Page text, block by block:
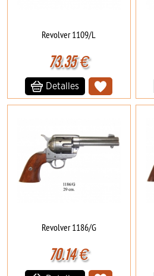
Revolver 1109/L
73.35€
Detalles
Revolver 1186/G
70.14€